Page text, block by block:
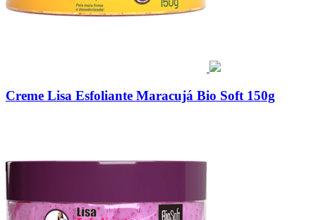
Creme Lisa Esfoliante Maracujá Bio Soft 150g